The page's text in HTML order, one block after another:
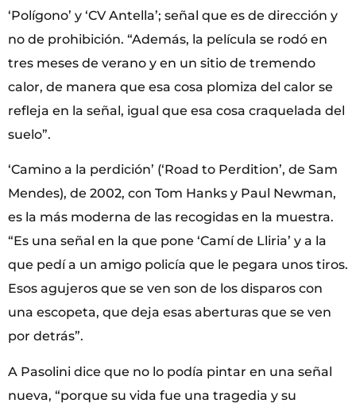
‘Polígono’ y ‘CV Antella’; señal que es de dirección y
no de prohibición. “Además, la película se rodó en
tres meses de verano y en un sitio de tremendo
calor, de manera que esa cosa plomiza del calor se
refleja en la señal, igual que esa cosa craquelada del
suelo”.
‘Camino a la perdición’ (‘Road to Perdition’, de Sam
Mendes), de 2002, con Tom Hanks y Paul Newman,
es la más moderna de las recogidas en la muestra.
“Es una señal en la que pone ‘Camí de Lliria’ y a la
que pedí a un amigo policía que le pegara unos tiros.
Esos agujeros que se ven son de los disparos con
una escopeta, que deja esas aberturas que se ven
por detrás”.
A Pasolini dice que no lo podía pintar en una señal
nueva, “porque su vida fue una tragedia y su